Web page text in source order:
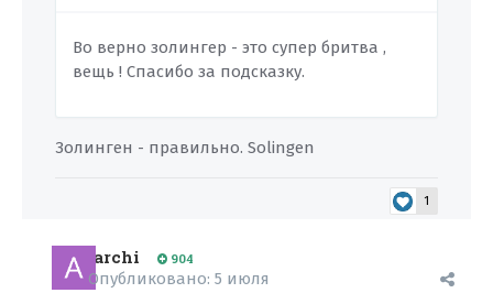
Во верно золингер - это супер бритва ,
вещь ! Спасибо за подсказку.
Золинген - правильно. Solingen
1
archi 904
Опубликовано: 5 июля